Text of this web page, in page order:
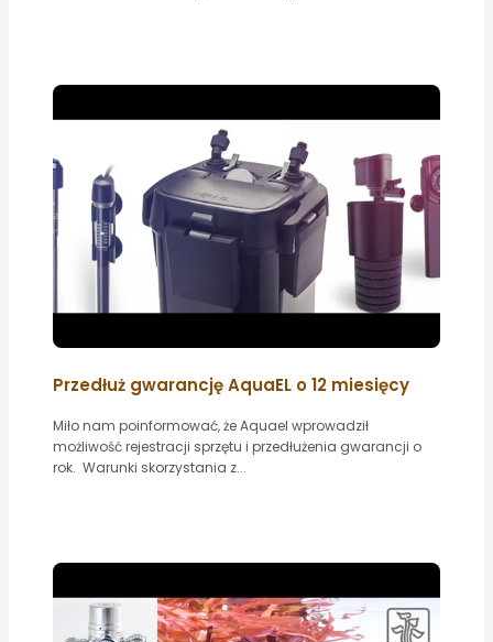
Przedłuż gwarancję AquaEL o 12 miesięcy
Miło nam poinformować, że Aquael wprowadził
możliwość rejestracji sprzętu i przedłużenia gwarancji o
rok. Warunki skorzystania z...